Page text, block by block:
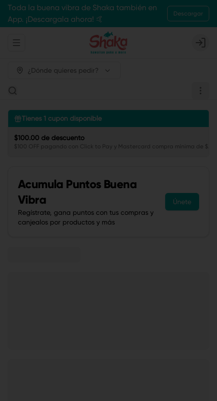
Toda la buena vibra de Shaka también en
App. ¡Descargala ahora! 🤙
Descargar
Abrir menu de navegación Login
¿Dónde quieres pedir?
Tienes 1 cupón disponible
$100.00 de descuento
$100 OFF pagando con Click to Pay y Mastercard compra mínima de
Acumula Puntos Buena
Vibra
Regístrate, gana puntos con tus compras y
canjealos por productos y más
Únete